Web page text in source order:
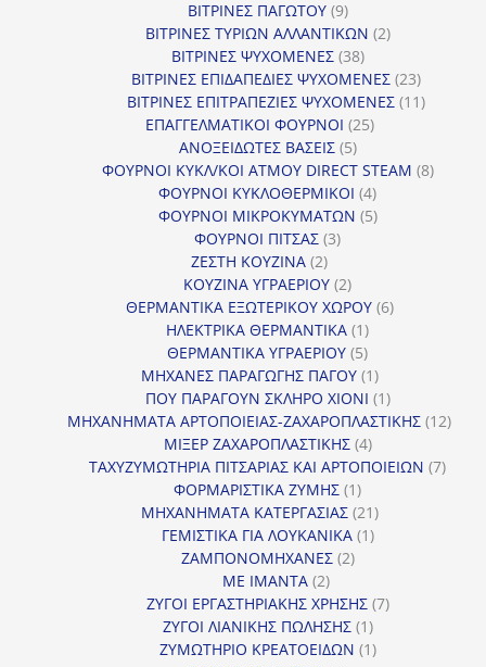
ΒΙΤΡΙΝΕΣ ΠΑΓΩΤΟΥ 99
προϊόντα
ΒΙΤΡΙΝΕΣ ΤΥΡΙΩΝ ΑΛΛΑΝΤΙΚΩΝ 22
ΒΙΤΡΙΝΕΣ ΨΥΧΟΜΕΝΕΣ 3838
προϊόντα
ΒΙΤΡΙΝΕΣ ΕΠΙΔΑΠΕΔΙΕΣ ΨΥΧΟΜΕΝΕΣ 2323
προϊόντα
ΒΙΤΡΙΝΕΣ ΕΠΙΤΡΑΠΕΖΙΕΣ ΨΥΧΟΜΕΝΕΣ 1111
ΕΠΑΓΓΕΛΜΑΤΙΚΟΙ ΦΟΥΡΝΟΙ 2525
ΑΝΟΞΕΙΔΩΤΕΣ ΒΑΣΕΙΣ 55
προϊόντα
ΦΟΥΡΝΟΙ ΚΥΚΛ/ΚΟΙ ΑΤΜΟΥ DIRECT STEAM 88
ΦΟΥΡΝΟΙ ΚΥΚΛΟΘΕΡΜΙΚΟΙ 44
προϊόντα
ΦΟΥΡΝΟΙ ΜΙΚΡΟΚΥΜΑΤΩΝ 55
ΦΟΥΡΝΟΙ ΠΙΤΣΑΣ 33
ΖΕΣΤΗ ΚΟΥΖΙΝΑ 22
προϊόντα
ΚΟΥΖΙΝΑ ΥΓΡΑΕΡΙΟΥ 22
προϊόντα
ΘΕΡΜΑΝΤΙΚΑ ΕΞΩΤΕΡΙΚΟΥ ΧΩΡΟΥ 66
ΗΛΕΚΤΡΙΚΑ ΘΕΡΜΑΝΤΙΚΑ 11
προϊόν
ΘΕΡΜΑΝΤΙΚΑ ΥΓΡΑΕΡΙΟΥ 55
προϊόντα
ΜΗΧΑΝΕΣ ΠΑΡΑΓΩΓΗΣ ΠΑΓΟΥ 11
προϊόν
ΠΟΥ ΠΑΡΑΓΟΥΝ ΣΚΛΗΡΟ ΧΙΟΝΙ 11
προϊόν
ΜΗΧΑΝΗΜΑΤΑ ΑΡΤΟΠΟΙΕΙΑΣ-ΖΑΧΑΡΟΠΛΑΣΤΙΚΗΣ 1212
ΜΙΞΕΡ ΖΑΧΑΡΟΠΛΑΣΤΙΚΗΣ 44
προϊόντα
ΤΑΧΥΖΥΜΩΤΗΡΙΑ ΠΙΤΣΑΡΙΑΣ ΚΑΙ ΑΡΤΟΠΟΙΕΙΩΝ 77
ΦΟΡΜΑΡΙΣΤΙΚΑ ΖΥΜΗΣ 11
προϊόν
ΜΗΧΑΝΗΜΑΤΑ ΚΑΤΕΡΓΑΣΙΑΣ 2121
προϊόντα
ΓΕΜΙΣΤΙΚΑ ΓΙΑ ΛΟΥΚΑΝΙΚΑ 11
ΖΑΜΠΟΝΟΜΗΧΑΝΕΣ 22
ΜΕ ΙΜΑΝΤΑ 22
προϊόντα
ΖΥΓΟΙ ΕΡΓΑΣΤΗΡΙΑΚΗΣ ΧΡΗΣΗΣ 77
ΖΥΓΟΙ ΛΙΑΝΙΚΗΣ ΠΩΛΗΣΗΣ 11
προϊόν
ΖΥΜΩΤΗΡΙΟ ΚΡΕΑΤΟΕΙΔΩΝ 11